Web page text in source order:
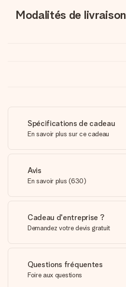
Modalités de livraison
Spécifications de cadeau
En savoir plus sur ce cadeau
Avis
En savoir plus (630)
Cadeau d'entreprise ?
Demandez votre devis gratuit
Questions fréquentes
Foire aux questions